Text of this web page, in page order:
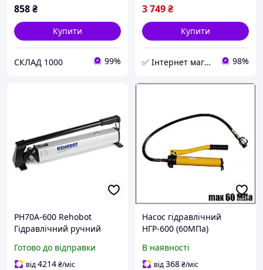
858₴
Купити
СКЛАД 1000 99%
3 749₴
Купити
✅ Інтернет магазин ➤ BOX TOOLS 98%
PH70A-600 Rehobot
Гідравлічний ручний
Готово до відправки
від4214₴/міс
Насос гідравлічний
НГР-600 (60МПа)
В наявності
від368₴/міс